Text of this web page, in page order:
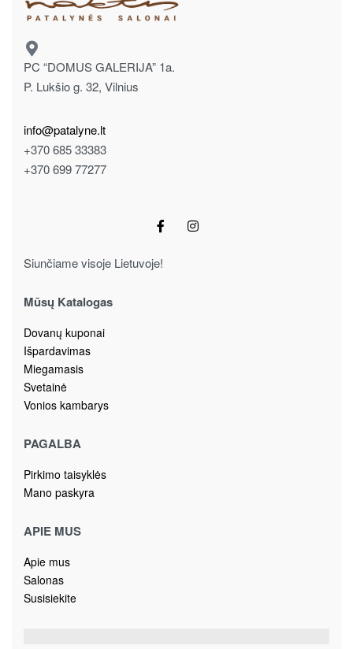
PC “DOMUS GALERIJA” 1a.
P. Lukšio g. 32, Vilnius
info@patalyne.lt
+370 685 33383
+370 699 77277
Siunčiame visoje Lietuvoje!
Mūsų Katalogas
Dovanų kuponai
Išpardavimas
Miegamasis
Svetainė
Vonios kambarys
PAGALBA
Pirkimo taisyklės
Mano paskyra
APIE MUS
Apie mus
Salonas
Susisiekite